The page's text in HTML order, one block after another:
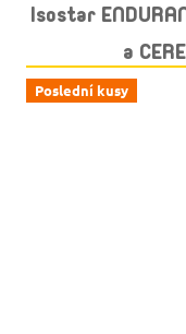
Isostar
a
Poslední kusy